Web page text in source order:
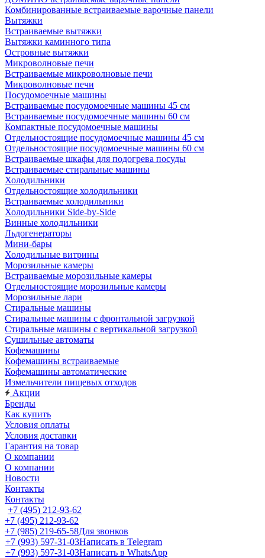
Комбинированные встраиваемые варочные панели
Вытяжки
Встраиваемые вытяжки
Вытяжки каминного типа
Островные вытяжки
Микроволновые печи
Встраиваемые микроволновые печи
Микроволновые печи
Посудомоечные машины
Встраиваемые посудомоечные машины 45 см
Встраиваемые посудомоечные машины 60 см
Компактные посудомоечные машины
Отдельностоящие посудомоечные машины 45 см
Отдельностоящие посудомоечные машины 60 см
Встраиваемые шкафы для подогрева посуды
Встраиваемые стиральные машины
Холодильники
Отдельностоящие холодильники
Встраиваемые холодильники
Холодильники Side-by-Side
Винные холодильники
Льдогенераторы
Мини-бары
Холодильные витрины
Морозильные камеры
Встраиваемые морозильные камеры
Отдельностоящие морозильные камеры
Морозильные лари
Стиральные машины
Стиральные машины с фронтальной загрузкой
Стиральные машины с вертикальной загрузкой
Сушильные автоматы
Кофемашины
Кофемашины встраиваемые
Кофемашины автоматические
Измельчители пищевых отходов
Акции
Бренды
Как купить
Условия оплаты
Условия доставки
Гарантия на товар
О компании
О компании
Новости
Контакты
Контакты
+7 (495) 212-93-62
+7 (495) 212-93-62
+7 (985) 219-65-58Для звонков
+7 (993) 597-31-03Написать в Telegram
+7 (993) 597-31-03Написать в WhatsApp